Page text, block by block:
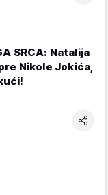
SRCA: Natalija
Nikole Jokića,